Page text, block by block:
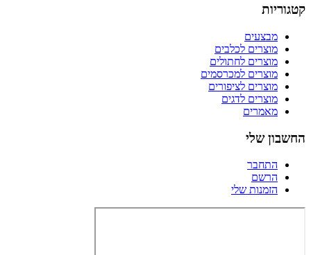
קטגוריות
מבצעים
מוצרים לכלבים
מוצרים לחתולים
מוצרים למכרסמים
מוצרים לציפורים
מוצרים לדגים
מאמרים
החשבון שלי
התחבר
הרשם
הזמנות שלי